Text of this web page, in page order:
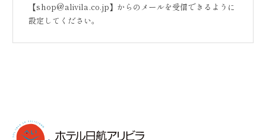
【shop@alivila.co.jp】からのメールを受信できるように
設定してください。